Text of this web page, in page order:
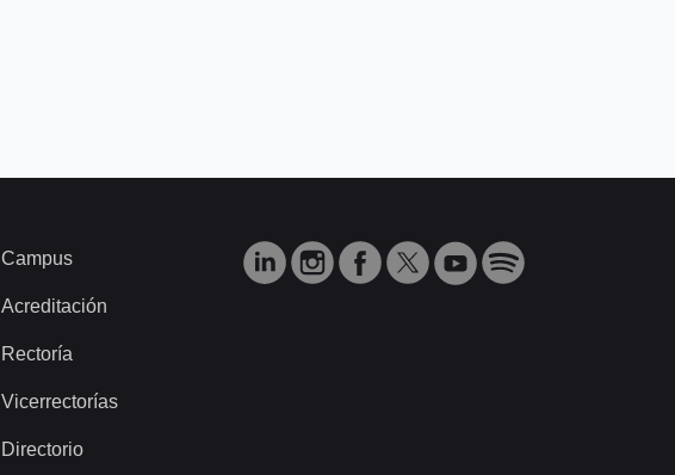
Campus
Acreditación
Rectoría
Vicerrectorías
Directorio